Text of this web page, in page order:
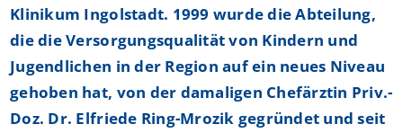
Klinikum Ingolstadt. 1999 wurde die Abteilung,
die die Versorgungsqualität von Kindern und
Jugendlichen in der Region auf ein neues Niveau
gehoben hat, von der damaligen Chefärztin Priv.-
Doz. Dr. Elfriede Ring-Mrozik gegründet und seit